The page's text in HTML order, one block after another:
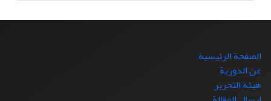
الصفحة الرئيسية
عن الدورية
هيئة التحرير